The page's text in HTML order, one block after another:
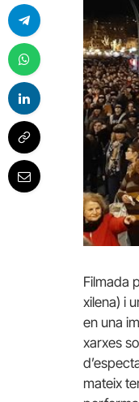
Filmada
xilena) i
en una
xarxes
mateix